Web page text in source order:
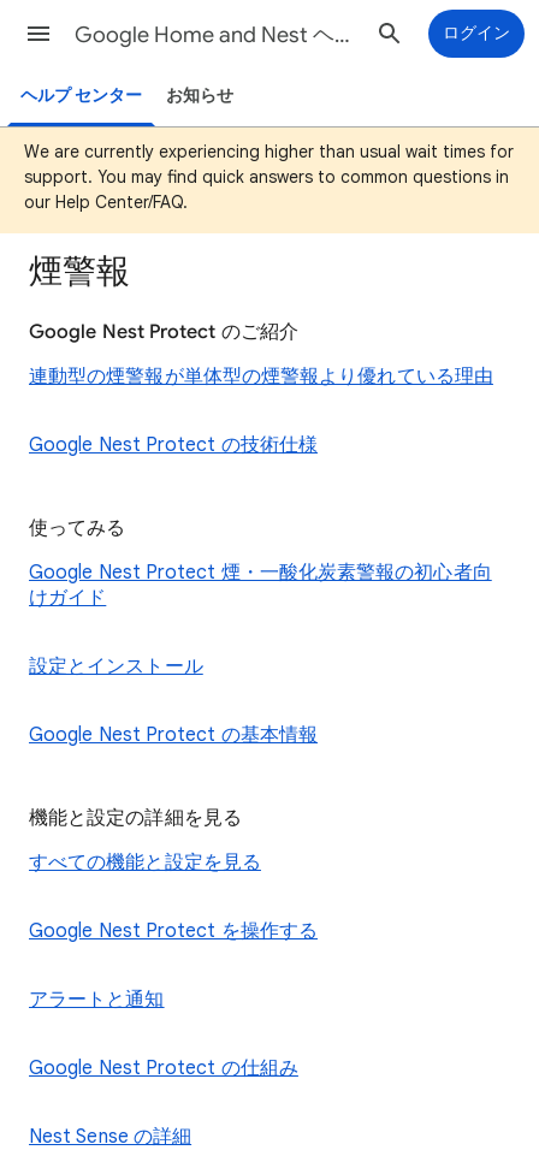
Google Home and Nest ヘルプ ログイン
ヘルプ センター お知らせ
We are currently experiencing higher than usual wait times for
support. You may find quick answers to common questions in
our Help Center/FAQ.
煙警報
Google Nest Protect のご紹介
連動型の煙警報が単体型の煙警報より優れている理由
Google Nest Protect の技術仕様
使ってみる
Google Nest Protect 煙・一酸化炭素警報の初心者向
けガイド
設定とインストール
Google Nest Protect の基本情報
機能と設定の詳細を見る
すべての機能と設定を見る
Google Nest Protect を操作する
アラートと通知
Google Nest Protect の仕組み
Nest Sense の詳細